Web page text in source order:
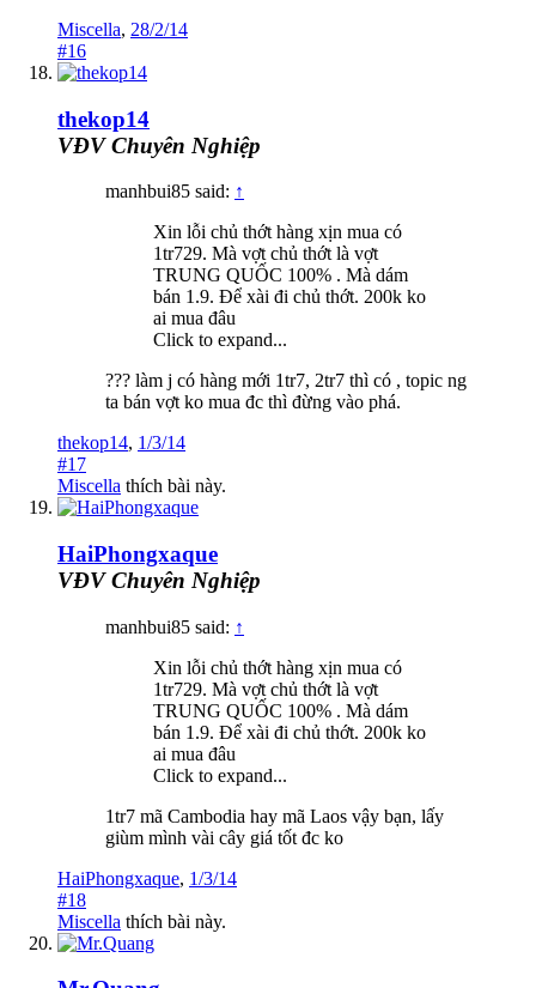
Miscella, 28/2/14
#16
thekop14
VĐV Chuyên Nghiệp
manhbui85 said: ↑
Xin lỗi chủ thớt hàng xịn mua có
1tr729. Mà vợt chủ thớt là vợt
TRUNG QUỐC 100% . Mà dám
bán 1.9. Để xài đi chủ thớt. 200k ko
ai mua đâu
Click to expand...
??? làm j có hàng mới 1tr7, 2tr7 thì có , topic ng
ta bán vợt ko mua đc thì đừng vào phá.
thekop14, 1/3/14
#17
Miscella thích bài này.
HaiPhongxaque
VĐV Chuyên Nghiệp
manhbui85 said: ↑
Xin lỗi chủ thớt hàng xịn mua có
1tr729. Mà vợt chủ thớt là vợt
TRUNG QUỐC 100% . Mà dám
bán 1.9. Để xài đi chủ thớt. 200k ko
ai mua đâu
Click to expand...
1tr7 mã Cambodia hay mã Laos vậy bạn, lấy
giùm mình vài cây giá tốt đc ko
HaiPhongxaque, 1/3/14
#18
Miscella thích bài này.